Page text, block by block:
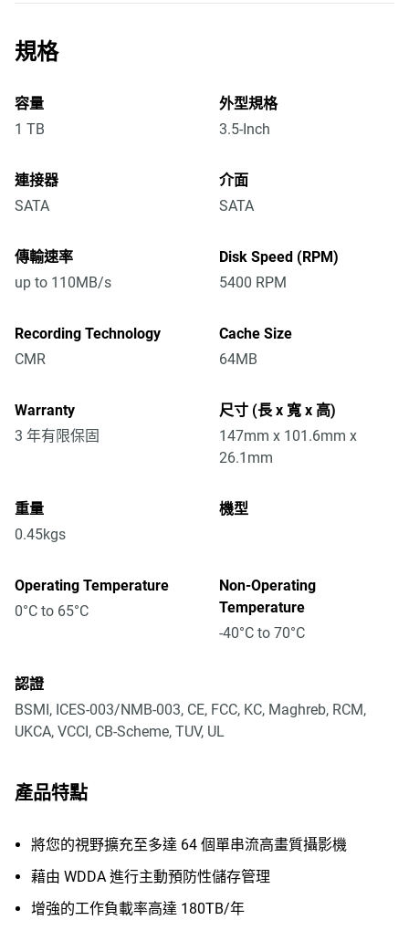
規格
容量
1 TB
外型規格
3.5-Inch
連接器
SATA
介面
SATA
傳輸速率
up to 110MB/s
Disk Speed (RPM)
5400 RPM
Recording Technology
CMR
Cache Size
64MB
Warranty
3 年有限保固
尺寸 (長 x 寬 x 高)
147mm x 101.6mm x
26.1mm
重量
0.45kgs
機型
Operating Temperature
0°C to 65°C
Non-Operating
Temperature
-40°C to 70°C
認證
BSMI, ICES-003/NMB-003, CE, FCC, KC, Maghreb, RCM,
UKCA, VCCI, CB-Scheme, TUV, UL
產品特點
將您的視野擴充至多達 64 個單串流高畫質攝影機
藉由 WDDA 進行主動預防性儲存管理
增強的工作負載率高達 180TB/年